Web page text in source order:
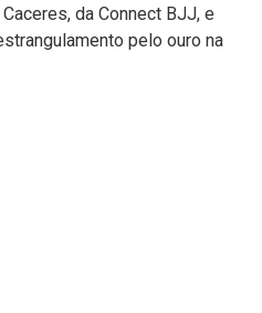
da Connect BJJ, e
pelo ouro na